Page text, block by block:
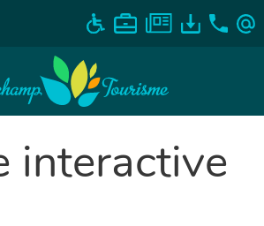
interactive